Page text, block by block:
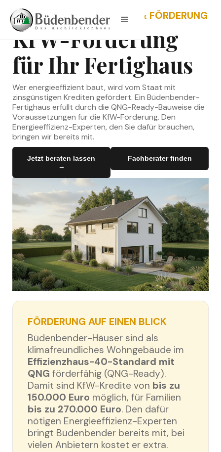
VORTEILE · EFFIZIENZHAUS & FÖRDERUNG
KfW-Förderung
für Ihr Fertighaus
Wer energieeffizient baut, wird vom Staat mit
zinsgünstigen Krediten gefördert. Ein Büdenbender-
Fertighaus erfüllt durch die QNG-Ready-Bauweise die
Voraussetzungen für die KfW-Förderung. Den
Energieeffizienz-Experten, den Sie dafür brauchen,
bringen wir bereits mit.
Jetzt beraten lassen
→
Fachberater finden
FÖRDERUNG AUF EINEN BLICK
Büdenbender-Häuser sind als
klimafreundliches Wohngebäude im
Effizienzhaus-40-Standard mit
QNG förderfähig (QNG-Ready).
Damit sind KfW-Kredite von bis zu
150.000 Euro möglich, für Familien
bis zu 270.000 Euro. Den dafür
nötigen Energieeffizienz-Experten
bringt Büdenbender bereits mit, bei
vielen Anbietern kostet er extra.